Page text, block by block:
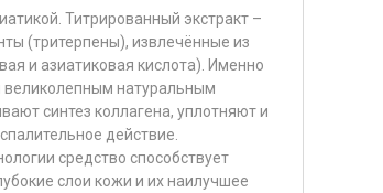
Титрированный экстракт –
(тритерпены), извлечённые из
и азиатиковая кислота). Именно
великолепным натуральным
синтез коллагена, уплотняют и
действие.
средство способствует
слои кожи и их наилучшее